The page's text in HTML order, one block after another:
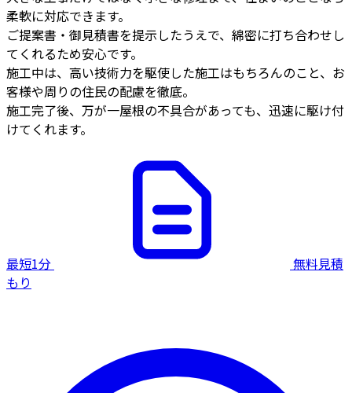
柔軟に対応できます。
ご提案書・御見積書を提示したうえで、綿密に打ち合わせし
てくれるため安心です。
施工中は、高い技術力を駆使した施工はもちろんのこと、お
客様や周りの住民の配慮を徹底。
施工完了後、万が一屋根の不具合があっても、迅速に駆け付
けてくれます。
最短1分
無料見積
もり